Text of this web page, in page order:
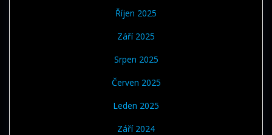
Říjen 2025
Září 2025
Srpen 2025
Červen 2025
Leden 2025
Září 2024